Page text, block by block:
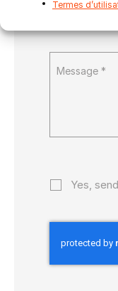
Termes
Yes,